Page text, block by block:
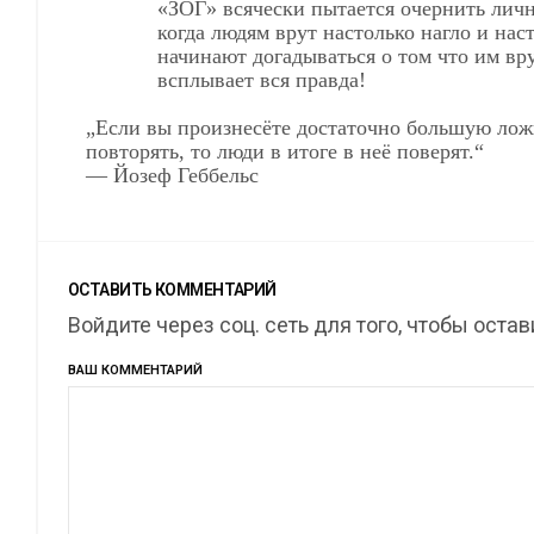
«ЗОГ» всячески пытается очернить
когда людям врут настолько нагло и
начинают догадываться о том что им
всплывает вся правда!
„Если вы произнесёте достаточно большую
повторять, то люди в итоге в неё поверят.“
— Йозеф Геббельс
ОСТАВИТЬ КОММЕНТАРИЙ
Войдите через соц. сеть для того, чтобы
ВАШ КОММЕНТАРИЙ